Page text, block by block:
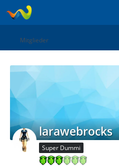
Mitglieder
larawebrocks
Super Dummi